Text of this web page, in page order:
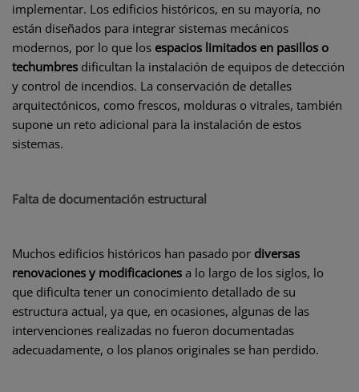
implementar. Los edificios históricos, en su mayoría, no
están diseñados para integrar sistemas mecánicos
modernos, por lo que los espacios limitados en pasillos o
techumbres dificultan la instalación de equipos de detección
y control de incendios. La conservación de detalles
arquitectónicos, como frescos, molduras o vitrales, también
supone un reto adicional para la instalación de estos
sistemas.
Falta de documentación estructural
Muchos edificios históricos han pasado por diversas
renovaciones y modificaciones a lo largo de los siglos, lo
que dificulta tener un conocimiento detallado de su
estructura actual, ya que, en ocasiones, algunas de las
intervenciones realizadas no fueron documentadas
adecuadamente, o los planos originales se han perdido.